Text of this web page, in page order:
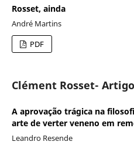
Rosset, ainda
André Martins
PDF
Clément Rosset-
A aprovação trágica na
arte de verter veneno em
Leandro Resende